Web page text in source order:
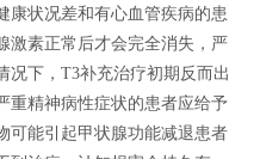
康状况差和有心血管疾病的患
激素正常后才会完全消失，严
况下，T3补充治疗初期反而出
重精神病性症状的患者应给予
可能引起甲状腺功能减退患者